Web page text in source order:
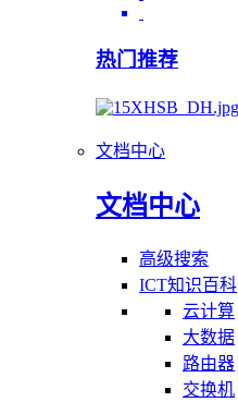
热门推荐
文档中心
文档中心
高级搜索
ICT知识百科
云计算
大数据
路由器
交换机